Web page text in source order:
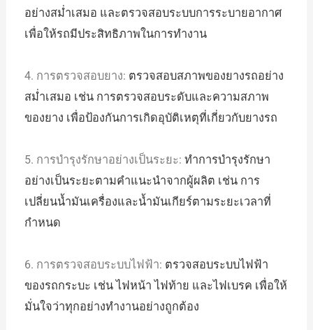
อย่างสม่ำเสมอ และตรวจสอบระบบการระบายอากาศ
เพื่อให้รถมีประสิทธิภาพในการทำงาน
4. การตรวจสอบยาง: ตรวจสอบสภาพของยางรถอย่าง
สม่ำเสมอ เช่น การตรวจสอบระดับและความสภาพ
ของยาง เพื่อป้องกันการเกิดอุบัติเหตุที่เกี่ยวกับยางรถ
5. การบำรุงรักษาอย่างเป็นระยะ:ทำการบำรุงรักษา
อย่างเป็นระยะตามคำแนะนำจากผู้ผลิต เช่น การ
เปลี่ยนน้ำมันเครื่องและน้ำมันเกียร์ตามระยะเวลาที่
กำหนด
6. การตรวจสอบระบบไฟฟ้า: ตรวจสอบระบบไฟฟ้า
ของรถกระบะ เช่น ไฟหน้า ไฟท้าย และไฟเบรค เพื่อให้
มั่นใจว่าทุกอย่างทำงานอย่างถูกต้อง